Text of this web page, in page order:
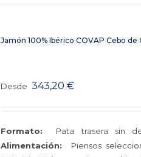
Jamón 100% Ibérico COVAP Cebo de
Desde 343,20 €
Formato: Pata trasera sin
Alimentación: Piensos